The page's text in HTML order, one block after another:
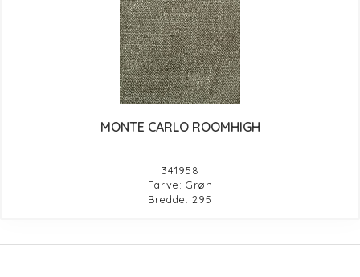
MONTE CARLO ROOMHIGH
341958
Farve: Grøn
Bredde: 295